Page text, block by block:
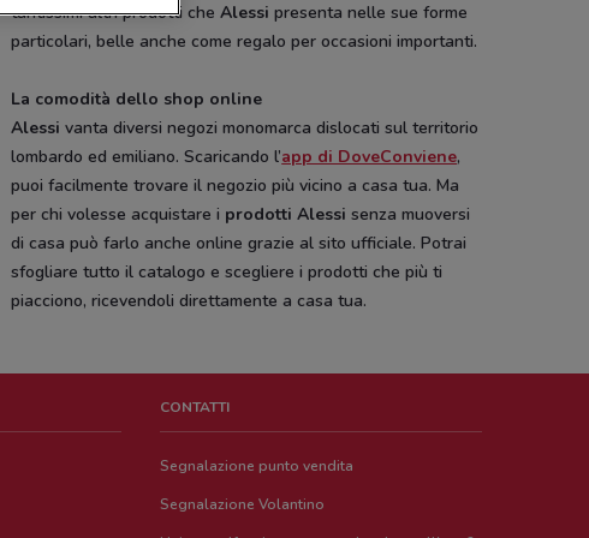
tantissimi altri prodotti cheAlessi presenta nelle sue forme
particolari, belle anche come regalo per occasioni importanti.
La comodità dello shop online
Alessi vanta diversi negozi monomarca dislocati sul territorio
lombardo ed emiliano. Scaricando l’app di DoveConviene,
puoi facilmente trovare il negozio più vicino a casa tua. Ma
per chi volesse acquistare i prodotti Alessi senza muoversi
di casa può farlo anche online grazie al sito ufficiale. Potrai
sfogliare tutto il catalogo e scegliere i prodotti che più ti
piacciono, ricevendoli direttamente a casa tua.
CONTATTI
Segnalazione punto vendita
Segnalazione Volantino